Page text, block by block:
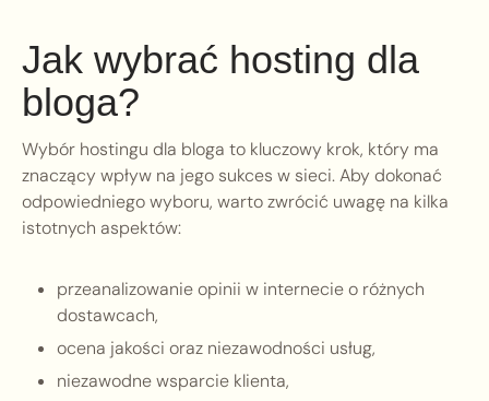
Jak wybrać hosting dla
bloga?
Wybór hostingu dla bloga to kluczowy krok, który ma
znaczący wpływ na jego sukces w sieci. Aby dokonać
odpowiedniego wyboru, warto zwrócić uwagę na kilka
istotnych aspektów:
przeanalizowanie opinii w internecie o różnych
dostawcach,
ocena jakości oraz niezawodności usług,
niezawodne wsparcie klienta,